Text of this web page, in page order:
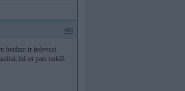
#83
beidzot ir iedevusi
lai iet pats nokāš.